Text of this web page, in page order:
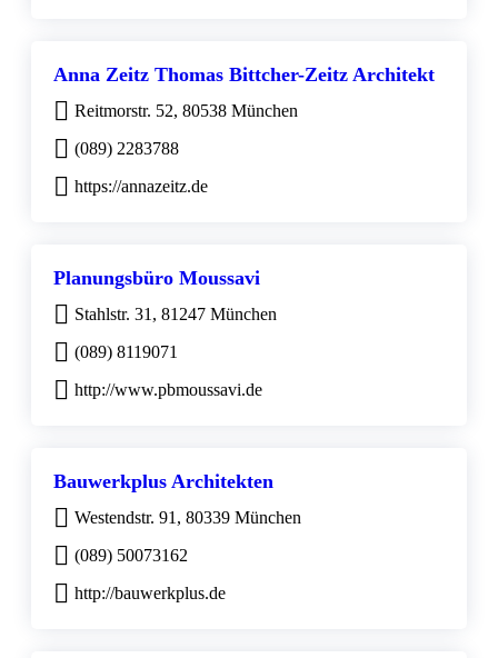
Anna Zeitz Thomas Bittcher-Zeitz Architekt
Reitmorstr. 52, 80538 München
(089) 2283788
https://annazeitz.de
Planungsbüro Moussavi
Stahlstr. 31, 81247 München
(089) 8119071
http://www.pbmoussavi.de
Bauwerkplus Architekten
Westendstr. 91, 80339 München
(089) 50073162
http://bauwerkplus.de